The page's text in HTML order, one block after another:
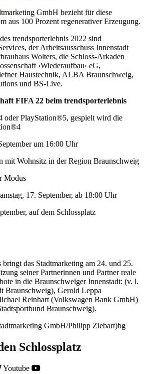
GmbH bezieht für diese
aus 100 Prozent regenerativer Erzeugung.
trendsporterlebnis 2022 sind
der Arbeitsausschuss Innenstadt
Wolters, die Schloss-Arkaden
›Wiederaufbau‹ eG,
Haustechnik, ALBA Braunschweig,
und BS-Live.
FIFA 22 beim trendsporterlebnis
oder PlayStation®5, gespielt wird die
um 16:00 Uhr
mit Wohnsitz in der Region Braunschweig
Modus
17. September, ab 18:00 Uhr
auf dem Schlossplatz
das Stadtmarketing am 24. und 25.
seiner Partnerinnen und Partner reale
in die Braunschweiger Innenstadt: (v. l.
Braunschweig), Gerold Leppa
Reinhart (Volkswagen Bank GmbH)
Braunschweig).
GmbH/Philipp Ziebart)bg
Schlossplatz
Youtube